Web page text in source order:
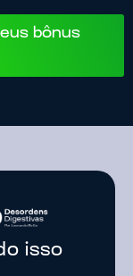
bônus
isso